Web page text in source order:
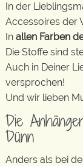
In der
Accessoires der
In allen Farben
Die Stoffe sind
Auch in Deiner
versprochen!
Und wir lieben
Die
Dünn
Anders als bei